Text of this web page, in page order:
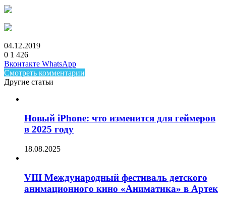
04.12.2019
0 1 426
Facebook
Twitter
LinkedIn
Вконтакте WhatsAppTelegram
Смотреть комментарии
Другие статьи
Новый iPhone: что изменится для геймеров
в 2025 году
18.08.2025
VIII Международный фестиваль детского
анимационного кино «Аниматика» в Артек